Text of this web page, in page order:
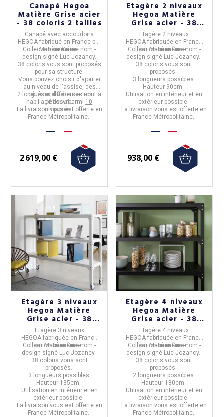
Canapé Hegoa
Matière Grise acier
- 38 coloris 2 tailles
Canapé avec accoudoirs
HEGOAfabriqué en France par
Matière Grise.
Collection du même nom -
design signé Luc Jozancy.
38 coloris vous sont proposés
pour sa structure.
Vous pouvez choisir d'ajouter
au niveau de l'assise, des
côtés et du dossier un
habillage tissu parmi 10
proposés.
2 longueursdifférentes sont à
découvrir.
La livraison vous est offerte en
France Métropolitaine.
2 619,00 €
Etagère 2 niveaux
Hegoa Matière
Grise acier - 38
coloris
Etagère 2 niveaux
HEGOAfabriquée en France
parMatière Grise.
Collection du même nom -
design signé Luc Jozancy.
38 coloris vous sont
proposés.
3 longueurs possibles.
Hauteur 90cm.
Utilisation en intérieur et en
extérieur possible.
La livraison vous est offerte en
France Métropolitaine.
938,00 €
Etagère 3 niveaux
Hegoa Matière
Grise acier - 38
coloris 3 tailles
Etagère 3 niveaux
HEGOA fabriquée en France
parMatière Grise.
Collection du même nom -
design signé Luc Jozancy.
38 coloris vous sont
proposés.
3 longueurs possibles.
Hauteur 135cm.
Utilisation en intérieur et en
extérieur possible.
La livraison vous est offerte en
France Métropolitaine.
Etagère 4 niveaux
Hegoa Matière
Grise acier - 38
coloris 2 tailles
Etagère 4 niveaux
HEGOAfabriquée en France
parMatière Grise.
Collection du même nom -
design signé Luc Jozancy.
38 coloris vous sont
proposés.
2 longueurs possibles.
Hauteur 180cm.
Utilisation en intérieur et en
extérieur possible.
La livraison vous est offerte en
France Métropolitaine.